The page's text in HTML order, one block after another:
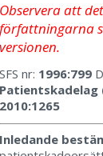
Observera att
författningarna
versionen.
SFS nr: 1996:799
Patientskadelag
2010:1265
Inledande